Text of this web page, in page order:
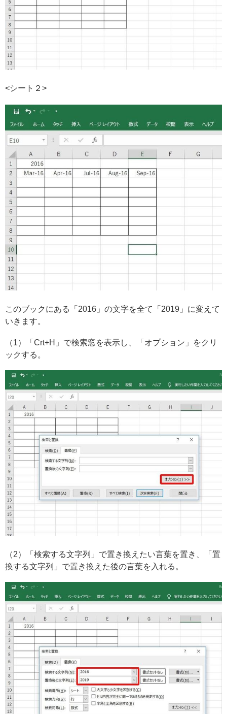
<シート２>
このブックにある「2016」の文字を全て「2019」に変えて
いきます。
（1）「Crt+H」で検索窓を表示し、「オプション」をクリ
ックする。
（2）「検索する文字列」で置き換えたい言葉を置き、「置
換する文字列」で置き換えた後の言葉を入れる。